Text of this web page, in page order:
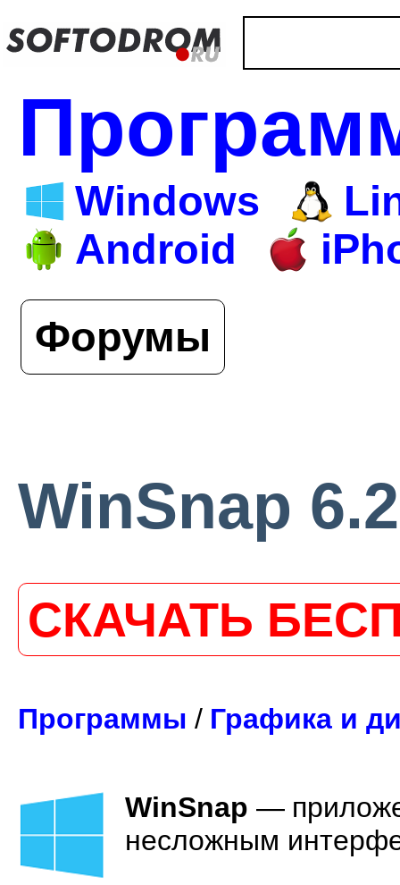
Windows
Android
Форумы
WinSnap
СКАЧАТЬ
Программы / Графика и
WinSnap —
несложным